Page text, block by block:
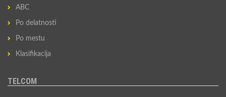
ABC
Po delatnosti
Po mestu
Klasifikacija
TELCOM